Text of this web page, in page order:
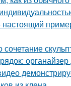
настоящий
сочетание